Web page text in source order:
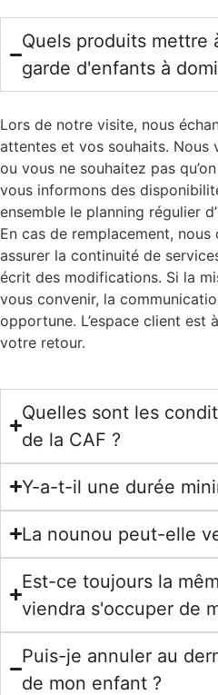
Quels produits mettre
garde d'enfants à
Lors de notre visite, nous
attentes et vos souhaits. Nous
ou vous ne souhaitez pas
vous informons des
ensemble le planning régulier
En cas de remplacement,
assurer la continuité de
écrit des modifications. Si la
vous convenir, la
opportune. L’espace client
votre retour.
Quelles sont les
de la CAF ?
Y-a-t-il une durée
La nounou peut-elle
Est-ce toujours la
viendra s'occuper de
Puis-je annuler au
de mon enfant ?